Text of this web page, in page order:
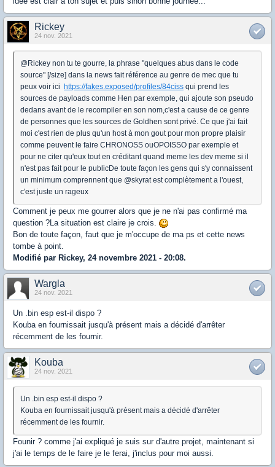
Rickey
24 nov. 2021
@Rickey non tu te gourre, la phrase "quelques abus dans le code
source" [/size] dans la news fait référence au genre de mec que tu
peux voir ici https://fakes.exposed/profiles/84ciss qui prend les
sources de payloads comme Hen par exemple, qui ajoute son pseudo
dedans avant de le recompiler en son nom,c'est a cause de ce genre
de personnes que les sources de Goldhen sont privé. Ce que j'ai fait
moi c'est rien de plus qu'un host à mon gout pour mon propre plaisir
comme peuvent le faire CHRONOSS ouOPOISSO par exemple et
pour ne citer qu'eux tout en créditant quand meme les dev meme si il
n'est pas fait pour le publicDe toute façon les gens qui s'y connaissent
un minimum comprennent que @skyrat est complètement a l'ouest,
c'est juste un rageux
Comment je peux me gourrer alors que je ne n'ai pas confirmé ma
question ?La situation est claire je crois.
Bon de toute façon, faut que je m'occupe de ma ps et cette news
tombe à point.
Modifié par Rickey, 24 novembre 2021 - 20:08.
Wargla
24 nov. 2021
Un .bin esp est-il dispo ?
Kouba en fournissait jusqu'à présent mais a décidé d'arrêter
récemment de les fournir.
Kouba
24 nov. 2021
Un .bin esp est-il dispo ?
Kouba en fournissait jusqu'à présent mais a décidé d'arrêter
récemment de les fournir.
Founir ? comme j'ai expliqué je suis sur d'autre projet, maintenant si
j'ai le temps de le faire je le ferai, j'inclus pour moi aussi.